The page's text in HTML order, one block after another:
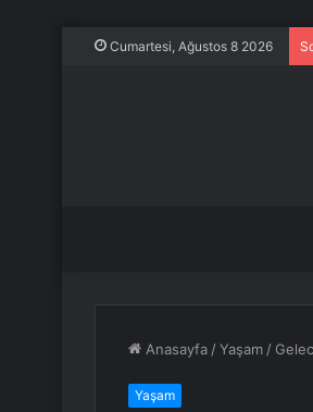
Cumartesi, Ağustos 8 2026
Anasayfa /Yaşam /
Yaşam